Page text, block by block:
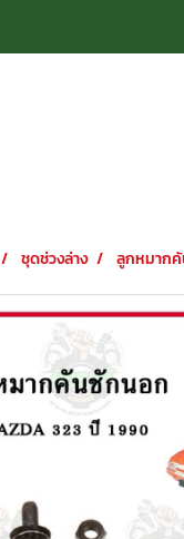
ชุดช่วงล่าง ลูกหมากคั